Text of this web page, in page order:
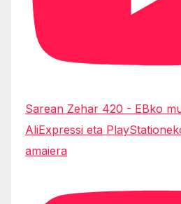
Sarean Zehar 420 - EBko
AliExpressi eta
amaiera